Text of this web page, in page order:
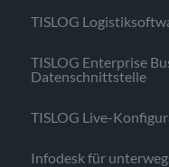
TISLOG
TISLOG Enterprise
Datenschnittstelle
TISLOG Live-
Infodesk für